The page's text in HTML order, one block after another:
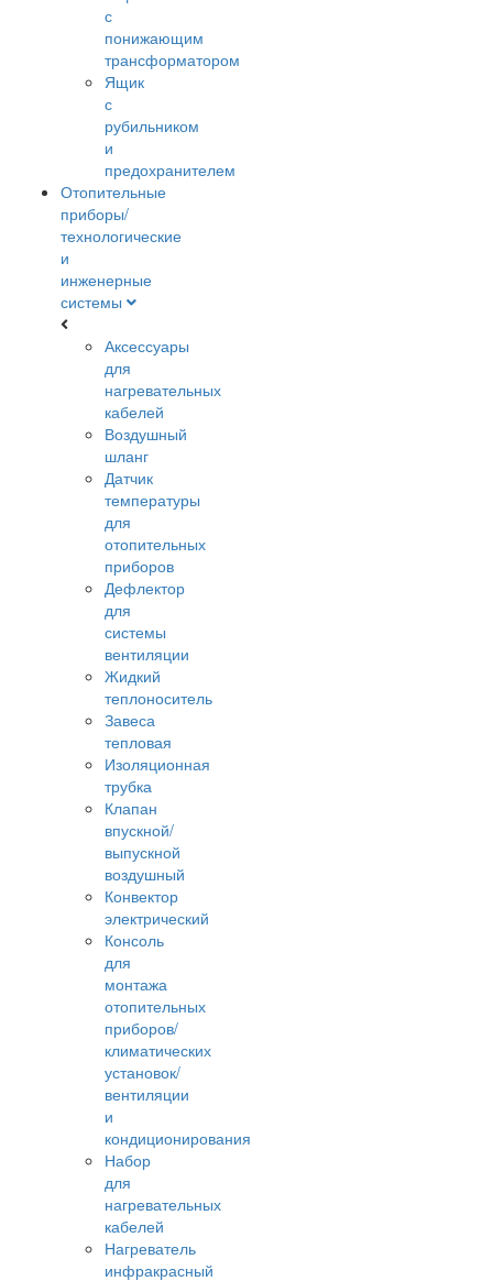
с
понижающим
трансформатором
Ящик
с
рубильником
и
предохранителем
Отопительные
приборы/
технологические
и
инженерные
системы
Аксессуары
для
нагревательных
кабелей
Воздушный
шланг
Датчик
температуры
для
отопительных
приборов
Дефлектор
для
системы
вентиляции
Жидкий
теплоноситель
Завеса
тепловая
Изоляционная
трубка
Клапан
впускной/
выпускной
воздушный
Конвектор
электрический
Консоль
для
монтажа
отопительных
приборов/
климатических
установок/
вентиляции
и
кондиционирования
Набор
для
нагревательных
кабелей
Нагреватель
инфракрасный